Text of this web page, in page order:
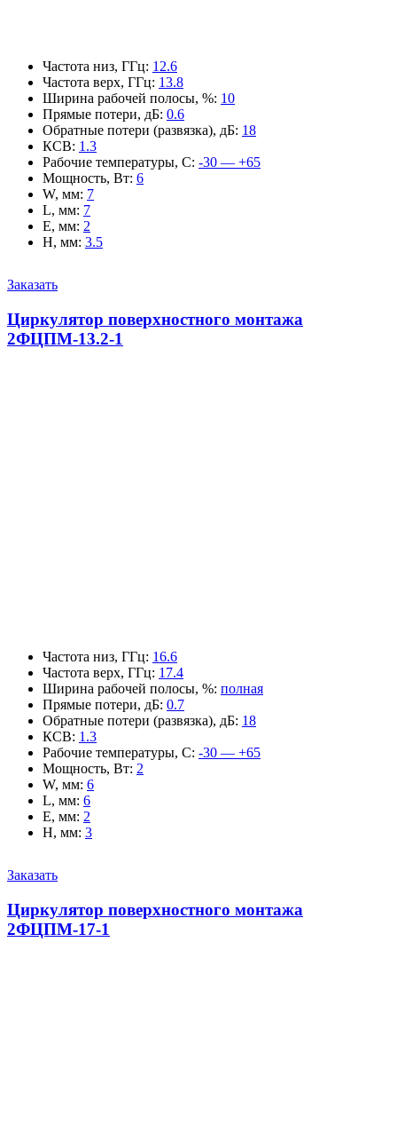
Частота низ, ГГц: 12.6
Частота верх, ГГц: 13.8
Ширина рабочей полосы, %: 10
Прямые потери, дБ: 0.6
Обратные потери (развязка), дБ: 18
КСВ: 1.3
Рабочие температуры, С: -30 — +65
Мощность, Вт: 6
W, мм: 7
L, мм: 7
E, мм: 2
H, мм: 3.5
Заказать
Циркулятор поверхностного монтажа
2ФЦПМ-13.2-1
Частота низ, ГГц: 16.6
Частота верх, ГГц: 17.4
Ширина рабочей полосы, %: полная
Прямые потери, дБ: 0.7
Обратные потери (развязка), дБ: 18
КСВ: 1.3
Рабочие температуры, С: -30 — +65
Мощность, Вт: 2
W, мм: 6
L, мм: 6
E, мм: 2
H, мм: 3
Заказать
Циркулятор поверхностного монтажа
2ФЦПМ-17-1